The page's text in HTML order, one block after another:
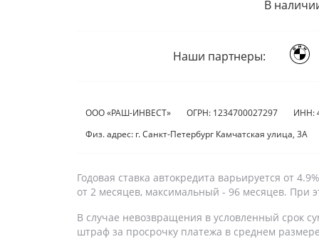
В
Наши партнеры:
ООО «РАШ-ИНВЕСТ» ОГРН: 1234700027297 ИНН:
Физ. адрес: г. Санкт-Петербург Камчатская улица, 3А
Годовая ставка автокредита варьируется от
от 2 месяцев, максимальный - 96 месяцев. При
В случае невозвращения в условленный срок
штраф за просрочку платежа в среднем